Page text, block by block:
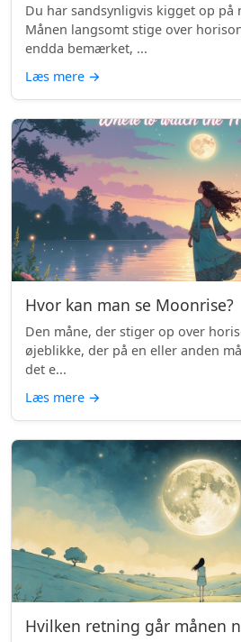
Du har sandsynligvis kigget op på
Månen langsomt stige over
endda bemærket, ...
Læs mere →
Hvor kan man se Moonrise?
Den måne, der stiger op over
øjeblikke, der på en eller anden
det e...
Læs mere →
Hvilken retning går månen